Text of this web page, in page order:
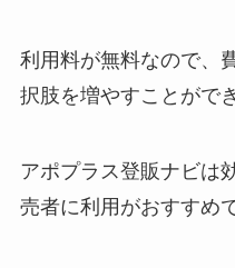
利用料が無料なので、
択肢を増やすことがで
アポプラス登販ナビは
売者に利用がおすすめ